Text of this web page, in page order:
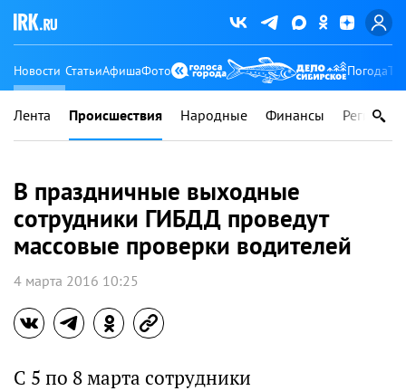
Новости СтатьиАфишаФото Погода
Лента Происшествия Народные Финансы Регионы
В праздничные выходные
сотрудники ГИБДД проведут
массовые проверки водителей
4 марта 2016 10:25
С 5 по 8 марта сотрудники